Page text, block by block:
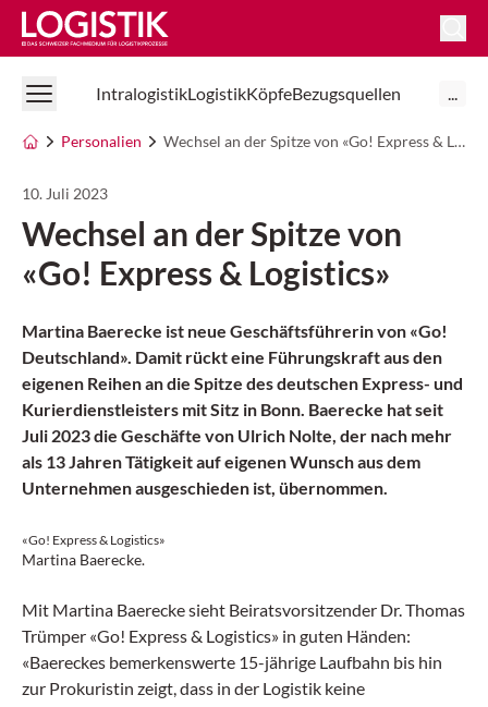
Logistik Online
IntralogistikLogistikKöpfeBezugsquellen ...
Personalien Wechsel an der Spitze von «Go! Express & Logistics»
10. Juli 2023
Wechsel an der Spitze von
«Go! Express & Logistics»
Martina Baerecke ist neue Geschäftsführerin von «Go!
Deutschland». Damit rückt eine Führungskraft aus den
eigenen Reihen an die Spitze des deutschen Express- und
Kurierdienstleisters mit Sitz in Bonn. Baerecke hat seit
Juli 2023 die Geschäfte von Ulrich Nolte, der nach mehr
als 13 Jahren Tätigkeit auf eigenen Wunsch aus dem
Unternehmen ausgeschieden ist, übernommen.
«Go! Express & Logistics»
Martina Baerecke.
Mit Martina Baerecke sieht Beiratsvorsitzender Dr. Thomas
Trümper «Go! Express & Logistics» in guten Händen:
«Baereckes bemerkenswerte 15-jährige Laufbahn bis hin
zur Prokuristin zeigt, dass in der Logistik keine